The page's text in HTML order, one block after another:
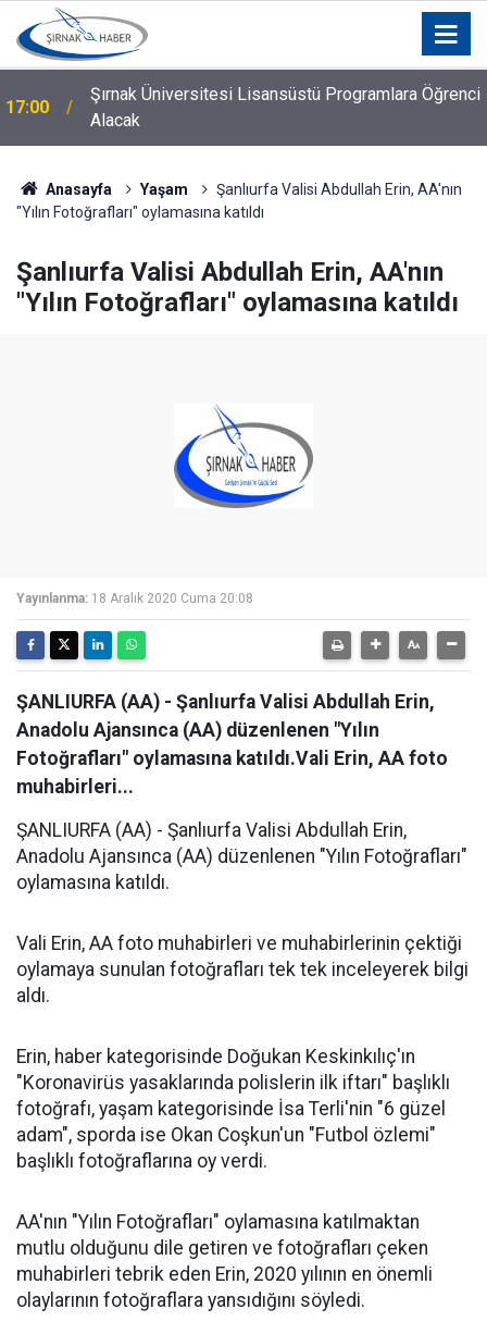
17:00
Şırnak Üniversitesi Lisansüstü Programlara Öğrenci
Alacak
Anasayfa Yaşam
Şanlıurfa Valisi Abdullah Erin, AA'nın
"Yılın Fotoğrafları" oylamasına katıldı
Şanlıurfa Valisi Abdullah Erin, AA'nın
"Yılın Fotoğrafları" oylamasına katıldı
Yayınlanma: 18 Aralık 2020 Cuma 20:08
ŞANLIURFA (AA) - Şanlıurfa Valisi Abdullah Erin,
Anadolu Ajansınca (AA) düzenlenen "Yılın
Fotoğrafları" oylamasına katıldı.Vali Erin, AA foto
muhabirleri...
ŞANLIURFA (AA) - Şanlıurfa Valisi Abdullah Erin,
Anadolu Ajansınca (AA) düzenlenen "Yılın Fotoğrafları"
oylamasına katıldı.
Vali Erin, AA foto muhabirleri ve muhabirlerinin çektiği
oylamaya sunulan fotoğrafları tek tek inceleyerek bilgi
aldı.
Erin, haber kategorisinde Doğukan Keskinkılıç'ın
"Koronavirüs yasaklarında polislerin ilk iftarı" başlıklı
fotoğrafı, yaşam kategorisinde İsa Terli'nin "6 güzel
adam", sporda ise Okan Coşkun'un "Futbol özlemi"
başlıklı fotoğraflarına oy verdi.
AA'nın "Yılın Fotoğrafları" oylamasına katılmaktan
mutlu olduğunu dile getiren ve fotoğrafları çeken
muhabirleri tebrik eden Erin, 2020 yılının en önemli
olaylarının fotoğraflara yansıdığını söyledi.